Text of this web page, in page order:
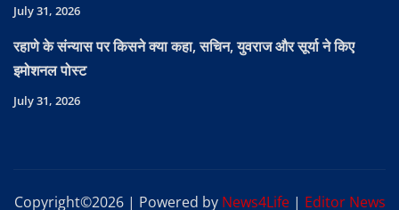
July 31, 2026
रहाणे के संन्यास पर किसने क्या कहा, सचिन, युवराज और सूर्या ने किए
इमोशनल पोस्ट
July 31, 2026
Copyright©2026 | Powered by News4Life | Editor News